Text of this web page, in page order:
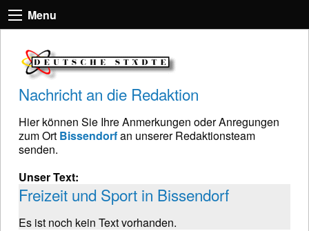
Menu
Nachricht an die Redaktion
Hier können Sie Ihre Anmerkungen oder Anregungen
zum Ort Bissendorfan unserer Redaktionsteam
senden.
Unser Text:
Freizeit und Sport in Bissendorf
Es ist noch kein Text vorhanden.